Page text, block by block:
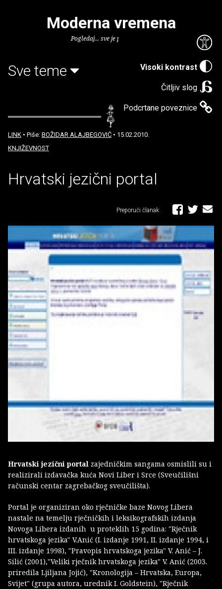
Visoki kontrast
Čitljiv slog
Podcrtane poveznice
Moderna vremena
Pogledaj... sve je puno knjiga.
Sve teme
LINK • Piše: BOŽIDAR ALAJBEGOVIĆ • 15.02.2010.
KNJIŽEVNOST
Hrvatski jezični portal
Preporuči članak
Hrvatski jezični portal zajedničkim sangama osmislili su i
realizirali izdavačka kuća Novi Liber i Srce (Sveučilišni
računski centar zagrebačkog sveučilišta).
Portal je organiziran oko rječničke baze Novog Libera
nastale na temelju rječničkih i leksikografskih izdanja
Novoga Libera izdanih u proteklih 15 godina: "Rječnik
hrvatskoga jezika" V.Anić (I. izdanje 1991, II. izdanje 1994, i
III. izdanje 1998), "Pravopis hrvatskoga jezika" V. Anić – J.
Silić (2001),"Veliki rječnik hrvatskoga jezika" V. Anić (2003.
priredila Ljiljana Jojić), "Kronologija – Hrvatska, Europa,
Svijet" (grupa autora, urednik I. Goldstein), "Rječnik